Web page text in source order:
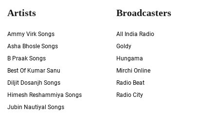
Artists
Ammy Virk Songs
Asha Bhosle Songs
B Praak Songs
Best Of Kumar Sanu
Diljit Dosanjh Songs
Himesh Reshammiya Songs
Jubin Nautiyal Songs
Broadcasters
All India Radio
Goldy
Hungama
Mirchi Online
Radio Beat
Radio City